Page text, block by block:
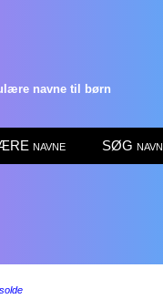
navne til børn
navne SØG navn